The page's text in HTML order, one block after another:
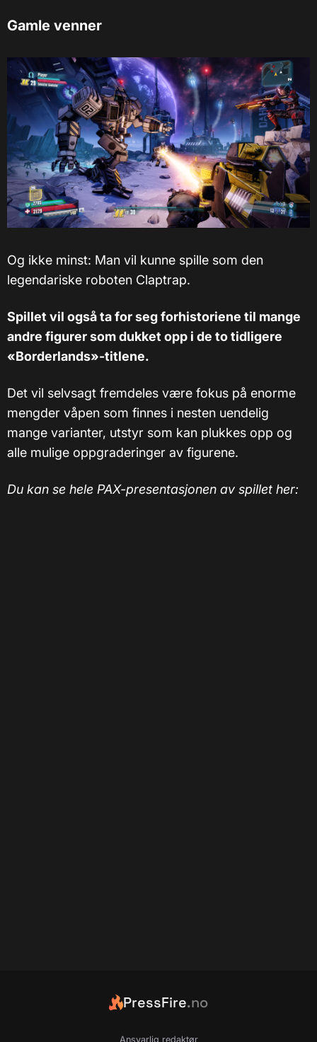
Gamle venner
Og ikke minst: Man vil kunne spille som den
legendariske roboten Claptrap.
Spillet vil også ta for seg forhistoriene til mange
andre figurer som dukket opp i de to tidligere
«Borderlands»-titlene.
Det vil selvsagt fremdeles være fokus på enorme
mengder våpen som finnes i nesten uendelig
mange varianter, utstyr som kan plukkes opp og
alle mulige oppgraderinger av figurene.
Du kan se hele PAX-presentasjonen av spillet her:
PressFire.no
Ansvarlig redaktør